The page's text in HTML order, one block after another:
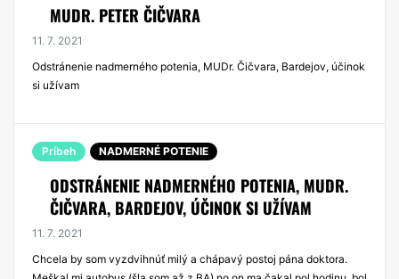
MUDR. PETER ČIČVARA
11. 7. 2021
Odstránenie nadmerného potenia, MUDr. Čičvara, Bardejov, účinok
si užívam
Príbeh NADMERNÉ POTENIE
ODSTRÁNENIE NADMERNÉHO POTENIA, MUDR.
ČIČVARA, BARDEJOV, ÚČINOK SI UŽÍVAM
11. 7. 2021
Chcela by som vyzdvihnúť milý a chápavý postoj pána doktora.